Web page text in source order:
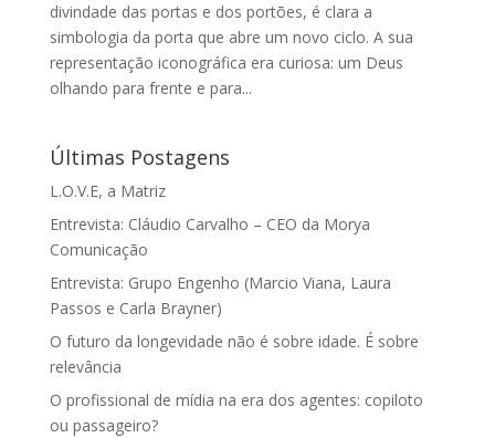
divindade das portas e dos portões, é clara a
simbologia da porta que abre um novo ciclo. A sua
representação iconográfica era curiosa: um Deus
olhando para frente e para...
Últimas Postagens
L.O.V.E, a Matriz
Entrevista: Cláudio Carvalho – CEO da Morya
Comunicação
Entrevista: Grupo Engenho (Marcio Viana, Laura
Passos e Carla Brayner)
O futuro da longevidade não é sobre idade. É sobre
relevância
O profissional de mídia na era dos agentes: copiloto
ou passageiro?